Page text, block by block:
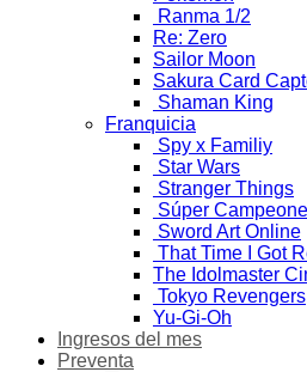
Ranma 1/2
Re: Zero
Sailor Moon
Sakura Card
Shaman King
Franquicia
Spy x Familiy
Star Wars
Stranger Things
Súper
Sword Art Online
That Time I Got
The Idolmaster
Tokyo Revengers
Yu-Gi-Oh
Ingresos del mes
Preventa